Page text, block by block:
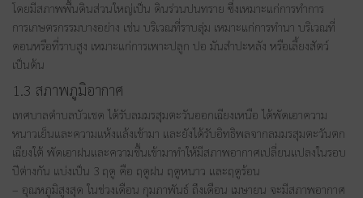
โดยมีสภาพพื้นดินส่วนใหญ่เป็น ดินร่วนปนทราย ซึ่งเหมาะแก่การทำการ
การเกษตรกรรมบางอย่าง เช่น บริเวณที่ราบลุ่ม เหมาะแก่การทำนา บริเวณที่
ดอนหรือที่ราบสูง เหมาะแก่การเพาะปลูก ปอ มันสำปะหลัง หรือเลี้ยงสัตว์
เป็นต้น
1.3 สภาพภูมิอากาศ
เทศบาลตำบลบัวเชด ได้รับลมมรสุมตะวันออกเฉียงเหนือ ได้พัดเอาความ
หนาวเย็นและความแห้งแล้งเข้ามา และยังได้รับอิทธิพลจากลมมรสุมตะวันตก
เฉียงใต้ พัดเอาฝนและความชื้นเข้ามาทำให้มีสภาพอากาศเปลี่ยนแปลงในรอบ
ปีต่างกัน แบ่งเป็น 3 ฤดู คือ ฤดูฝน ฤดูหนาว และฤดูร้อน
– อุณหภูมิสูงสุด ในช่วงเดือน กุมภาพันธ์ ถึงเดือน เมษายน จะมีสภาพอากาศ